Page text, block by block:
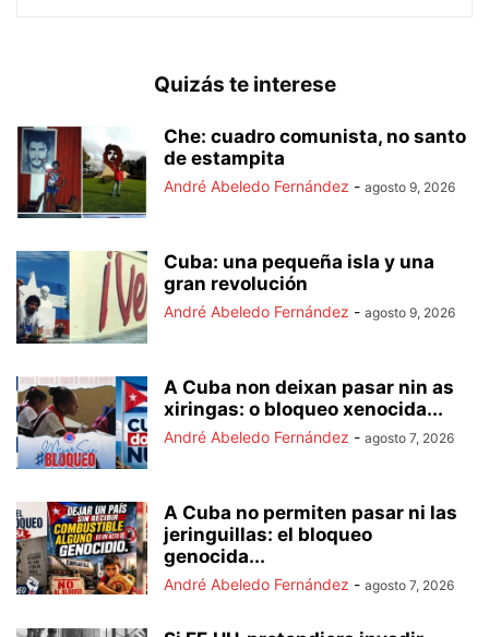
Quizás te interese
Che: cuadro comunista, no santo
de estampita
André Abeledo Fernández - agosto 9, 2026
Cuba: una pequeña isla y una
gran revolución
André Abeledo Fernández - agosto 9, 2026
A Cuba non deixan pasar nin as
xiringas: o bloqueo xenocida...
André Abeledo Fernández - agosto 7, 2026
A Cuba no permiten pasar ni las
jeringuillas: el bloqueo
genocida...
André Abeledo Fernández - agosto 7, 2026